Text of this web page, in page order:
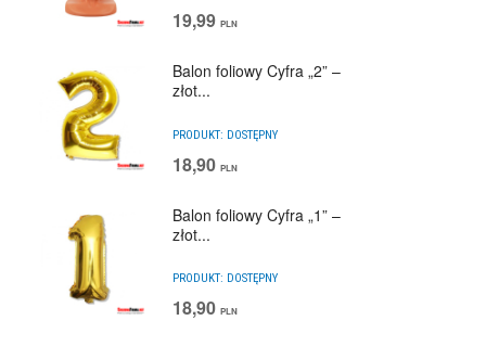
19,99 PLN
Balon foliowy Cyfra „2” –
złot...
PRODUKT: DOSTĘPNY
18,90 PLN
Balon foliowy Cyfra „1” –
złot...
PRODUKT: DOSTĘPNY
18,90 PLN